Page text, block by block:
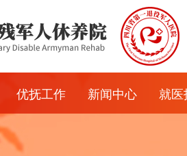
优抚工作
退役军人之家
新闻中心 就